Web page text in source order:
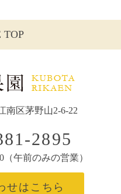
TOP
南区茅野山2-6-22
2895
午前のみの営業）
せはこちら